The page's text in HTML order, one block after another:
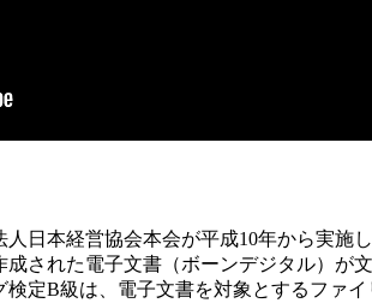
日本経営協会本会が平成10年から実施
された電子文書（ボーンデジタル）
検定B級は、電子文書を対象とするファ